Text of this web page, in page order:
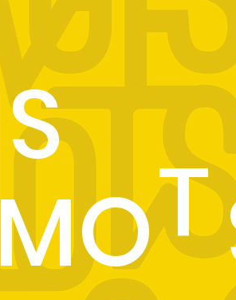
S
MOT